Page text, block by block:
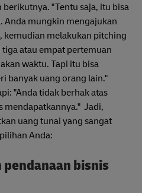
"Tentu saja, itu bisa
Anda mungkin mengajukan
kemudian melakukan pitching
atau empat pertemuan
waktu. Tapi itu bisa
banyak uang orang lain."
"Anda tidak berhak atas
mendapatkannya." Jadi,
uang tunai yang sangat
Anda:
pendanaan bisnis